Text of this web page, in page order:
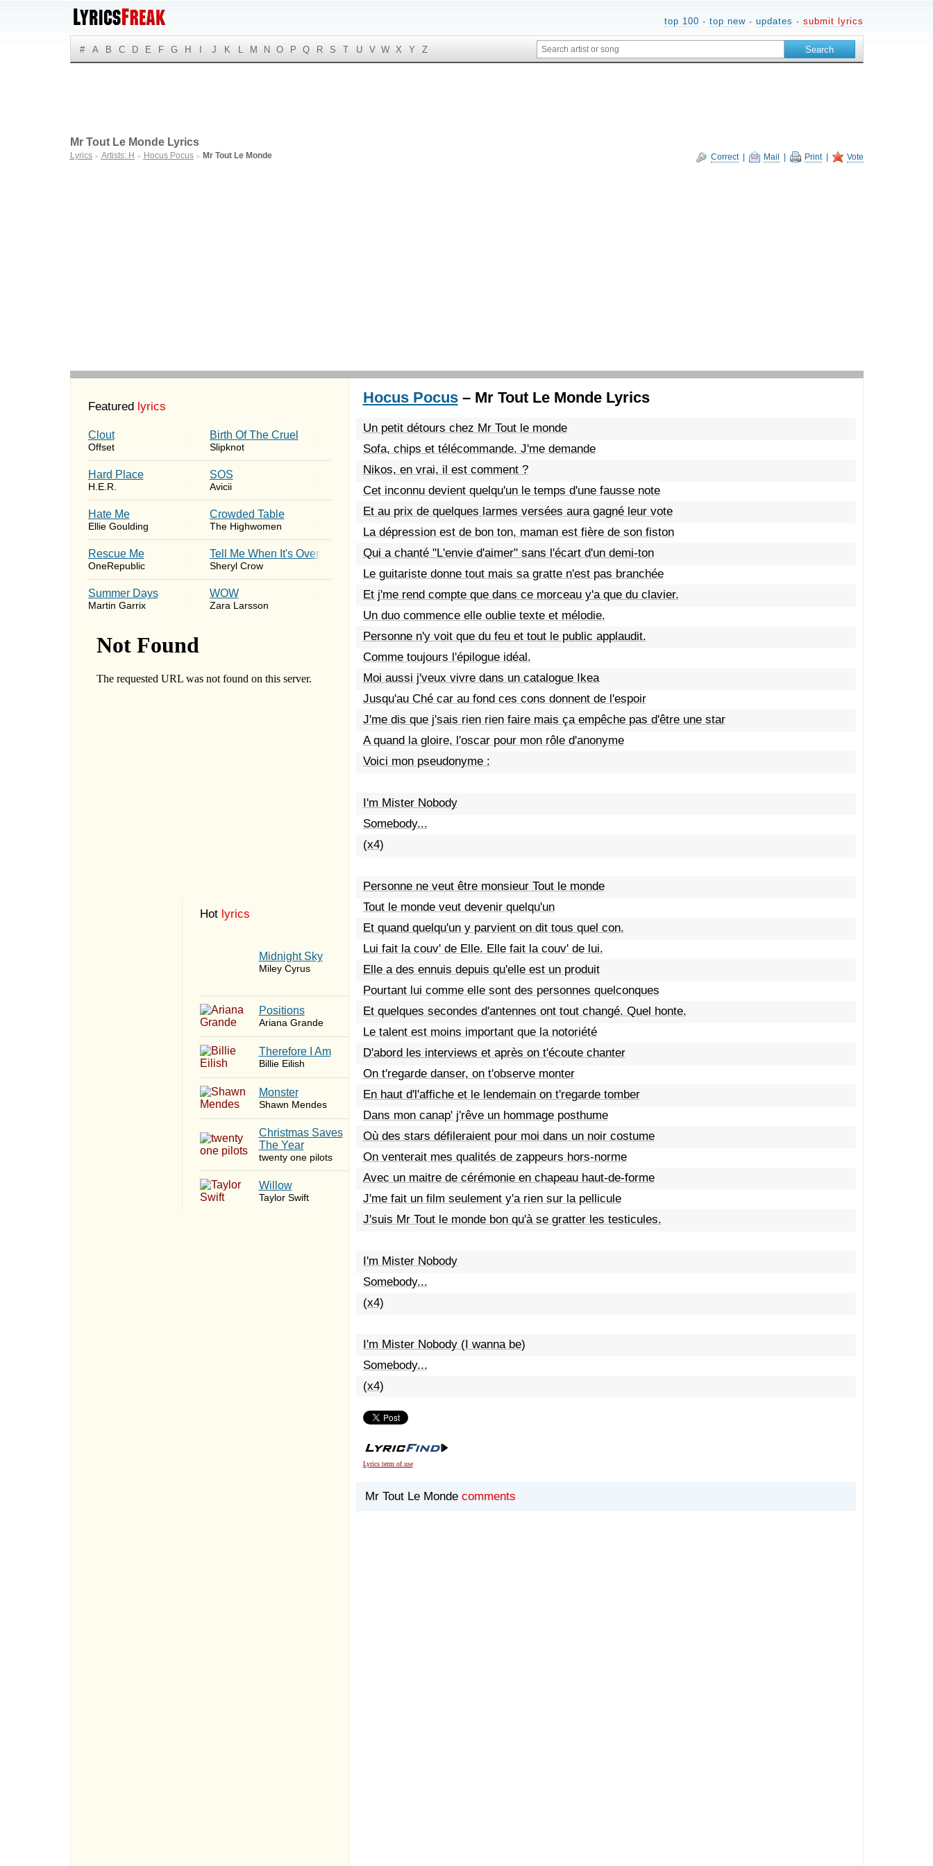
top 100 · top new· updates · submit lyrics
# A B C D E F G H J K L M N O P Q R S T U V W X Y Z
Correct| Mail Print| Vote
Mr Tout Le Monde Lyrics
Lyrics ► Artists: H ► Hocus Pocus ► Mr Tout Le Monde
Featured lyrics
Clout
Offset
Birth Of The Cruel
Slipknot
Hard Place
H.E.R.
SOS
Avicii
Hate Me
Ellie Goulding
Crowded Table
The Highwomen
Rescue Me
OneRepublic
Tell Me When It's Over
Sheryl Crow
Summer Days
Martin Garrix
WOW
Zara Larsson
Hot lyrics
Midnight Sky
Miley Cyrus
​Positions
Ariana Grande
Therefore I Am
Billie Eilish
Monster
Shawn Mendes
Christmas Saves
The Year
twenty one pilots
Willow
Taylor Swift
Hocus Pocus– Mr Tout Le Monde Lyrics
Un petit détours chez Mr Tout le monde
Sofa, chips et télécommande. J'me demande
Nikos, en vrai, il est comment ?
Cet inconnu devient quelqu'un le temps d'une fausse note
Et au prix de quelques larmes versées aura gagné leur vote
La dépression est de bon ton, maman est fière de son fiston
Qui a chanté "L'envie d'aimer" sans l'écart d'un demi-ton
Le guitariste donne tout mais sa gratte n'est pas branchée
Et j'me rend compte que dans ce morceau y'a que du clavier.
Un duo commence elle oublie texte et mélodie.
Personne n'y voit que du feu et tout le public applaudit.
Comme toujours l'épilogue idéal.
Moi aussi j'veux vivre dans un catalogue Ikea
Jusqu'au Ché car au fond ces cons donnent de l'espoir
J'me dis que j'sais rien rien faire mais ça empêche pas d'être une star
A quand la gloire, l'oscar pour mon rôle d'anonyme
Voici mon pseudonyme :
I'm Mister Nobody
Somebody...
(x4)
Personne ne veut être monsieur Tout le monde
Tout le monde veut devenir quelqu'un
Et quand quelqu'un y parvient on dit tous quel con.
Lui fait la couv' de Elle. Elle fait la couv' de lui.
Elle a des ennuis depuis qu'elle est un produit
Pourtant lui comme elle sont des personnes quelconques
Et quelques secondes d'antennes ont tout changé. Quel honte.
Le talent est moins important que la notoriété
D'abord les interviews et après on t'écoute chanter
On t'regarde danser, on t'observe monter
En haut d'l'affiche et le lendemain on t'regarde tomber
Dans mon canap' j'rêve un hommage posthume
Où des stars défileraient pour moi dans un noir costume
On venterait mes qualités de zappeurs hors-norme
Avec un maitre de cérémonie en chapeau haut-de-forme
J'me fait un film seulement y'a rien sur la pellicule
J'suis Mr Tout le monde bon qu'à se gratter les testicules.
I'm Mister Nobody
Somebody...
(x4)
I'm Mister Nobody (I wanna be)
Somebody...
(x4)
Lyrics term of use
Mr Tout Le Monde comments